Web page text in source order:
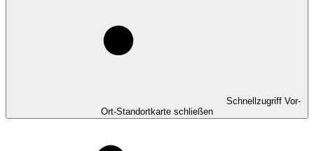
Schnellzugriff Vor-
Ort-Standortkarte schließen